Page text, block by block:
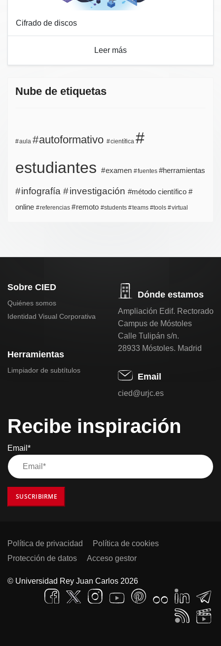
Cifrado de discos
Leer más
Nube de etiquetas
aula autoformativo científica
estudiantes examen fuentes herramientas
infografía investigación
método científico
online
referencias remoto students teams tools virtual
Sobre CIED
Quiénes somos
Identidad Visual Corporativa
Herramientas
Limpiador de subtítulos
Dónde estamos
Ampliación Edif. Rectorado
Campus de Móstoles
Calle Tulipán s/n.
28933 Móstoles. Madrid
Email
cied@urjc.es
Recibe inspiración
Email*
SUSCRIBIRME
Política de privacidad
Política de cookies
Protección de datos
Acceso gestor
© Universidad Rey Juan Carlos 2026